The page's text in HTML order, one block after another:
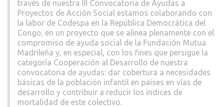
través de nuestra III Convocatoria de Ayudas a
Proyectos de Acción Social estamos colaborando con
la labor de Codespa en la República Democrática del
Congo, en un proyecto que se alinea plenamente con el
compromiso de ayuda social de la Fundación Mutua
Madrileña y, en especial, con los fines que persigue la
categoría Cooperación al Desarrollo de nuestra
convocatoria de ayudas: dar cobertura a necesidades
básicas de la población infantil en países en vías de
desarrollo y contribuir a reducir los índices de
mortalidad de este colectivo.